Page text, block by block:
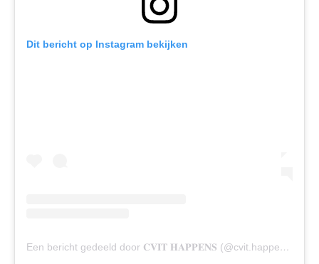
Dit bericht op Instagram bekijken
Een bericht gedeeld door 𝐂𝐕𝐈𝐓 𝐇𝐀𝐏𝐏𝐄𝐍𝐒 (@cvit.happens)